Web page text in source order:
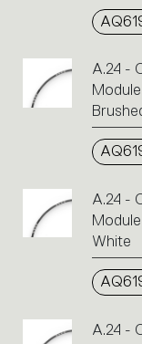
A.24 -
A.24 -
White
A.24 -